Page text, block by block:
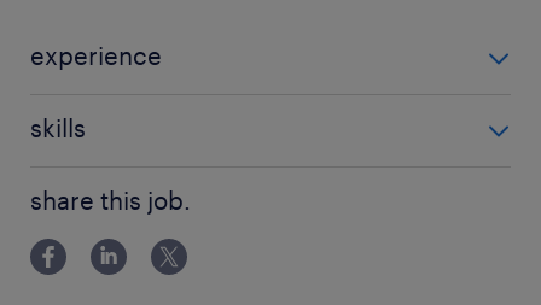
最寄駅
JR宇都宮線／石橋(栃木県)駅（車20分）
休日休暇
土日祝日
experience
計経験優遇いたします！
skills
share this job.